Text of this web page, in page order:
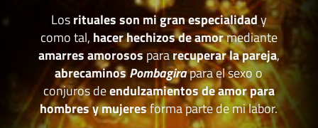
Losrituales son mi gran especialidady
como tal, hacer hechizos de amormediante
amarres amorosospararecuperar la pareja,
abrecaminosPombagirapara el sexo o
conjuros deendulzamientos de amor para
hombres y mujeresforma parte de mi labor.